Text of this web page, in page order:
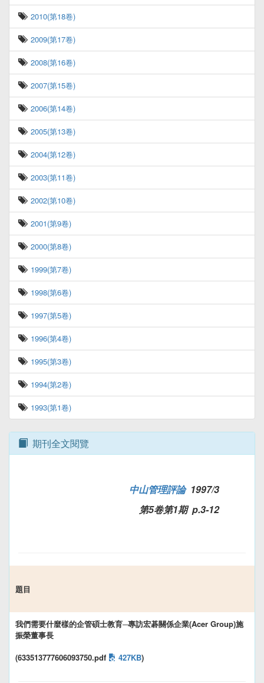
2010(第18卷)
2009(第17卷)
2008(第16卷)
2007(第15卷)
2006(第14卷)
2005(第13卷)
2004(第12卷)
2003(第11卷)
2002(第10卷)
2001(第9卷)
2000(第8卷)
1999(第7卷)
1998(第6卷)
1997(第5卷)
1996(第4卷)
1995(第3卷)
1994(第2卷)
1993(第1卷)
期刊全文閱覽
中山管理評論1997/3
第5卷第1期 p.3-12
題目
我們需要什麼樣的企管碩士教育─專訪宏碁關係企業(Acer Group)施
振榮董事長
(633513777606093750.pdf
427KB)